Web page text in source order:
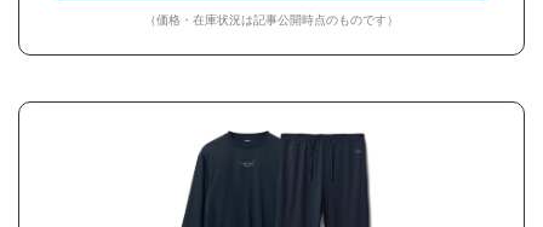
（価格・在庫状況は記事公開時点のものです）